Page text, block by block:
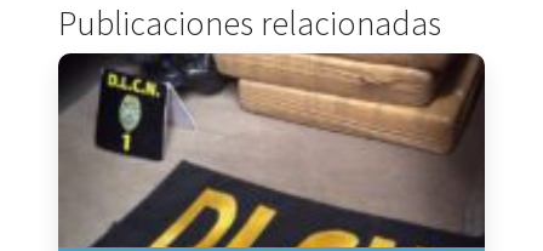
Publicaciones relacionadas